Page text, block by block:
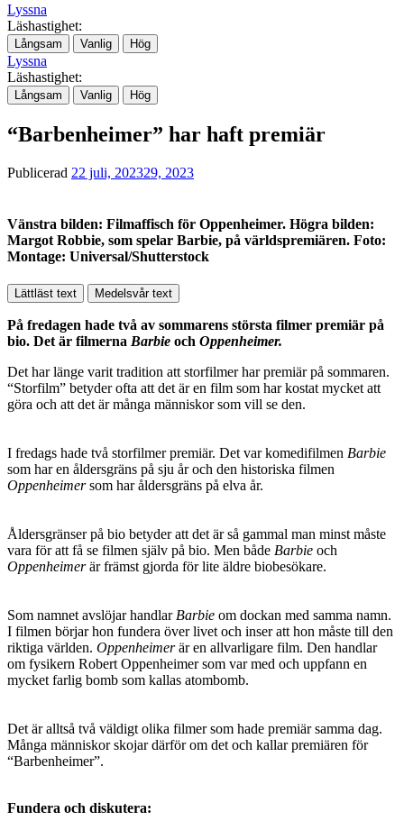
Lyssna
Läshastighet:
Långsam Vanlig Hög
Lyssna
Läshastighet:
Långsam Vanlig Hög
“Barbenheimer” har haft premiär
Publicerad 22 juli, 202329, 2023
Vänstra bilden: Filmaffisch för Oppenheimer. Högra bilden:
Margot Robbie, som spelar Barbie, på världspremiären. Foto:
Montage: Universal/Shutterstock
Lättläst text Medelsvår text
På fredagen hade två av sommarens största filmer premiär på
bio. Det är filmerna Barbie och Oppenheimer.
Det har länge varit tradition att storfilmer har premiär på sommaren.
“Storfilm” betyder ofta att det är en film som har kostat mycket att
göra och att det är många människor som vill se den.
I fredags hade två storfilmer premiär. Det var komedifilmen Barbie
som har en åldersgräns på sju år och den historiska filmen
Oppenheimersom har åldersgräns på elva år.
Åldersgränser på bio betyder att det är så gammal man minst måste
vara för att få se filmen själv på bio. Men både Barbie och
Oppenheimerär främst gjorda för lite äldre biobesökare.
Som namnet avslöjar handlar Barbie om dockan med samma namn.
I filmen börjar hon fundera över livet och inser att hon måste till den
riktiga världen. Oppenheimerär en allvarligare film. Den handlar
om fysikern Robert Oppenheimer som var med och uppfann en
mycket farlig bomb som kallas atombomb.
Det är alltså två väldigt olika filmer som hade premiär samma dag.
Många människor skojar därför om det och kallar premiären för
“Barbenheimer”.
Fundera och diskutera: